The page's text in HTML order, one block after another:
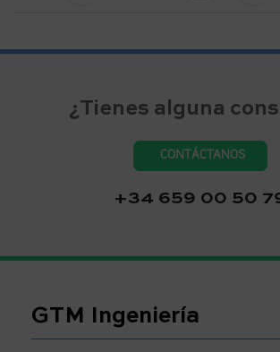
¿Tienes alguna
CONTÁCTANOS
+34 659 00 50
GTM Ingeniería